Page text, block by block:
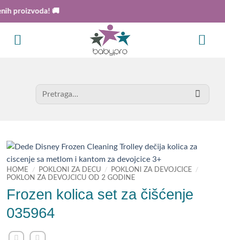
🚚
Search
for:
HOME / POKLONI ZA DECU / POKLONI ZA DEVOJCICE /
POKLON ZA DEVOJCICU OD 2 GODINE
Frozen kolica set za čišćenje
035964